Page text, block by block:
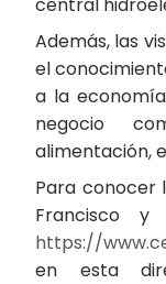
Además, las
el
a la
negocio
alimentación,
Para conocer
Francisco y
https://
en esta